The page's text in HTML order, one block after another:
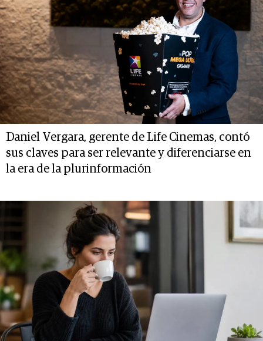
Daniel Vergara, gerente de Life Cinemas, contó
sus claves para ser relevante y diferenciarse en
la era de la plurinformación